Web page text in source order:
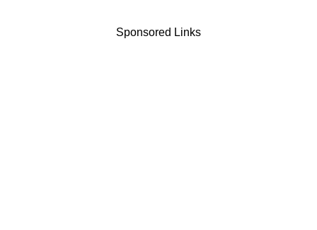
Sponsored Links